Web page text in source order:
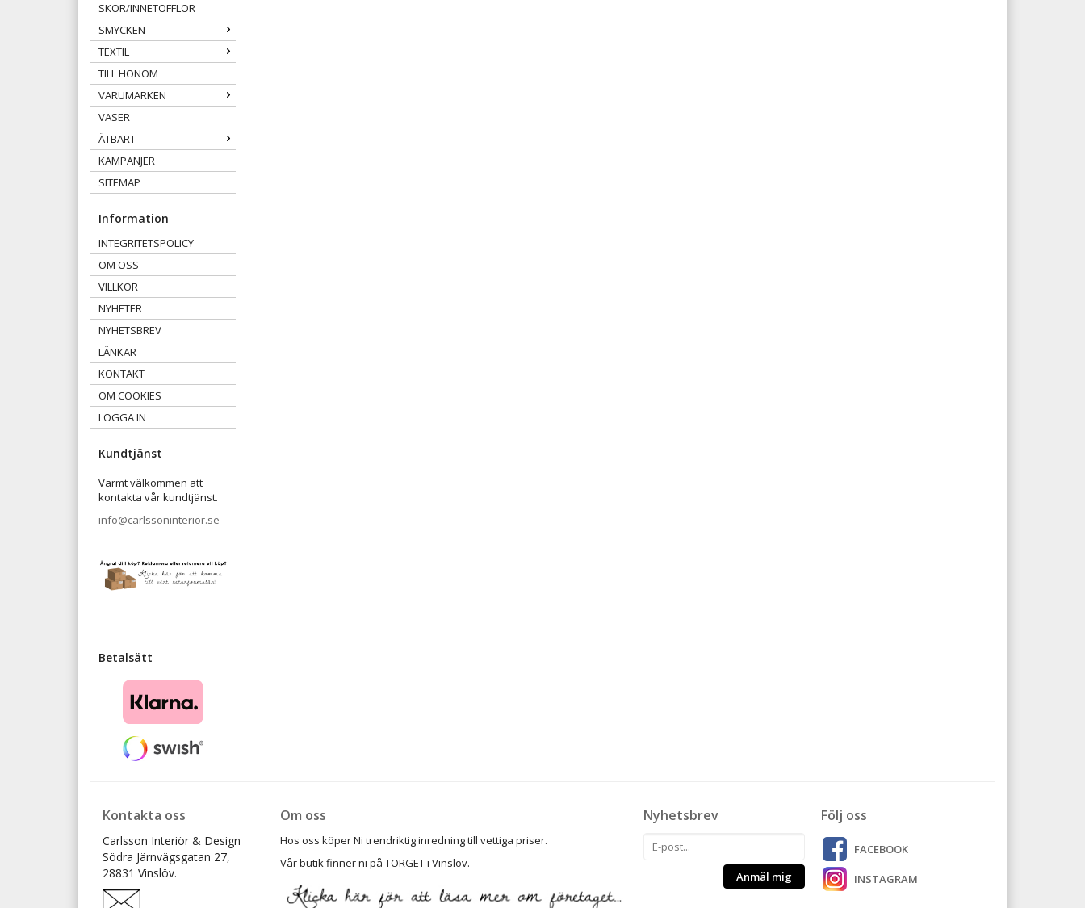
SKOR/INNETOFFLOR
SMYCKEN
TEXTIL
TILL HONOM
VARUMÄRKEN
VASER
ÄTBART
KAMPANJER
SITEMAP
Information
INTEGRITETSPOLICY
OM OSS
VILLKOR
NYHETER
NYHETSBREV
LÄNKAR
KONTAKT
OM COOKIES
LOGGA IN
Kundtjänst
Varmt välkommen att
kontakta vår kundtjänst.
info@carlssoninterior.se
Betalsätt
Kontakta oss
Carlsson Interiör & Design
Södra Järnvägsgatan 27,
28831 Vinslöv.
Följ oss
FACEBOOK
INSTAGRAM
Nyhetsbrev
Anmäl mig
Om oss
Hos oss köper Ni trendriktig inredning till vettiga priser.
Vår butik finner ni på TORGET i Vinslöv.